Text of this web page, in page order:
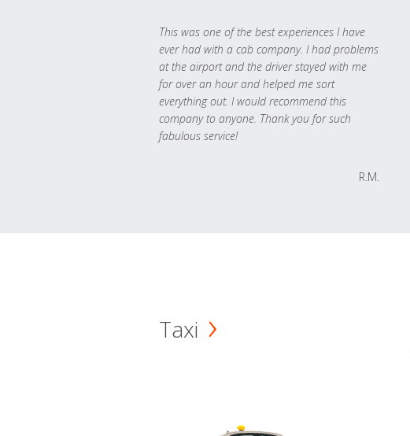
This was one of the best experiences I have
ever had with a cab company. I had problems
at the airport and the driver stayed with me
for over an hour and helped me sort
everything out. I would recommend this
company to anyone. Thank you for such
fabulous service!
R.M.
Taxi